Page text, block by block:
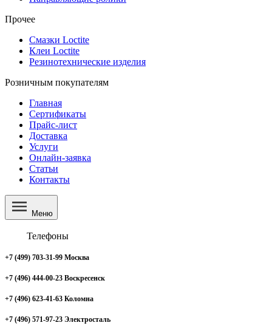
Прочее
Смазки Loctite
Клеи Loctite
Резинотехнические изделия
Розничным покупателям
Главная
Сертификаты
Прайс-лист
Доставка
Услуги
Онлайн-заявка
Статьи
Контакты
Меню
Телефоны
+7 (499) 703-31-99 Москва
+7 (496) 444-00-23 Воскресенск
+7 (496) 623-41-63 Коломна
+7 (496) 571-97-23 Электросталь